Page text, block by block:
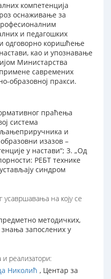
компетенција
оснаживање за
и педагошких
одговорно коришћење
као и упознавање
Министарства
савремених
образовној пракси.
праћења
система
и
изазов –
у настави“; 3. „Од
РЕБТ технике
синдром
усавршавања на коју се
методичких,
запослених у
реализатори:
Николић , Центар за